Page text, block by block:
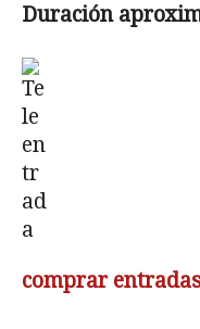
Duración
comprar